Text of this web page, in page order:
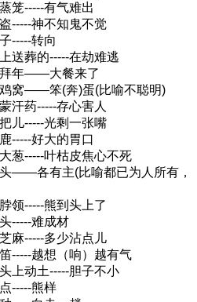
笼-----有气难出
-----神不知鬼不觉
-----转向
送葬的-----在劫难逃
拜年――大餐来了
窝――笨(奔)蛋(比喻不聪明)
汗药-----存心害人
儿-----光剩一张嘴
-----好大的胃口
葱-----叶枯皮焦心不死
――各有主(比喻都已为人所有，
领-----熊到头上了
-----难成材
麻-----多少沾点儿
-----越想（响）越有气
上动土-----胆子不小
-----熊样